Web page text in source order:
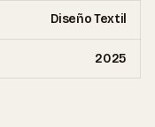
Diseño Textil
2025